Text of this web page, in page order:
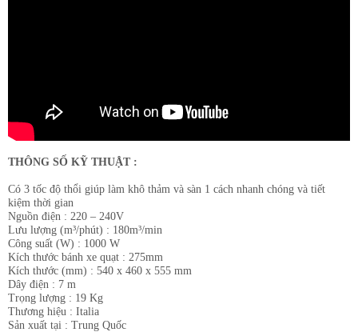
THÔNG SỐ KỸ THUẬT :
Có 3 tốc độ thổi giúp làm khô thảm và sàn 1 cách nhanh chóng và tiết
kiệm thời gian
Nguồn điện : 220 – 240V
Lưu lượng (m³/phút) : 180m³/min
Công suất (W) : 1000 W
Kích thước bánh xe quạt : 275mm
Kích thước (mm) : 540 x 460 x 555 mm
Dây điện : 7 m
Trọng lượng : 19 Kg
Thương hiệu : Italia
Sản xuất tại : Trung Quốc